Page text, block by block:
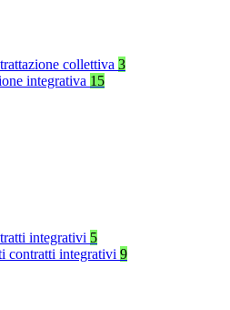
collettiva 3
integrativa 15
integrativi 5
contratti integrativi 9